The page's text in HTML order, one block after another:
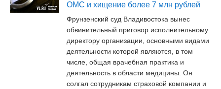
ОМС и хищение более 7 млн рублей
Фрунзенский суд Владивостока вынес
обвинительный приговор исполнительному
директору организации, основными видами
деятельности которой являются, в том
числе, общая врачебная практика и
деятельность в области медицины. Он
солгал сотрудникам страховой компании и